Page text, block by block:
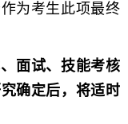
为考生此项最终
面试、技能考核
确定后，将适时